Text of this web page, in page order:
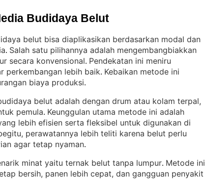
Budidaya Belut
belut bisa diaplikasikan berdasarkan modal dan
. Salah satu pilihannya adalah mengembangbiakkan
secara konvensional. Pendekatan ini meniru
perkembangan lebih baik. Kebaikan metode ini
biaya produksi.
belut adalah dengan drum atau kolam terpal,
pemula. Keunggulan utama metode ini adalah
lebih efisien serta fleksibel untuk digunakan di
perawatannya lebih teliti karena belut perlu
agar tetap nyaman.
minat yaitu ternak belut tanpa lumpur. Metode ini
bersih, panen lebih cepat, dan gangguan penyakit